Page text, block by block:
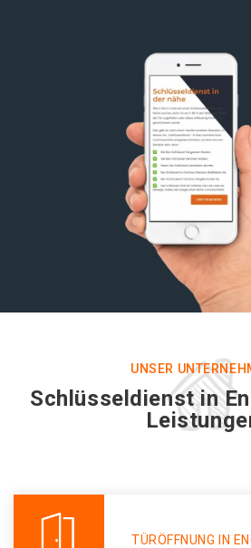
UNSER
Schlüsseldienst in
TÜRÖFFNUNG IN